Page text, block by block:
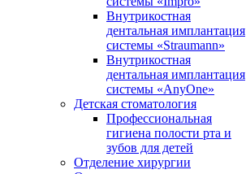
Внутрикостная
дентальная имплантация
системы «Straumann»
Внутрикостная
дентальная имплантация
системы «AnyOne»
Детская стоматология
Профессиональная
гигиена полости рта и
зубов для детей
Отделение хирургии